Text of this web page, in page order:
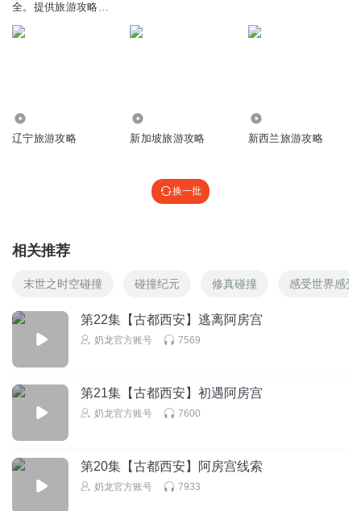
全。提供旅游攻略，
辽宁旅游攻略 新加坡旅游攻略 新西兰旅游攻略
换一批
相关推荐
末世之时空碰撞 碰撞纪元 修真碰撞 感受世界感受
第22集【古都西安】逃离阿房宫
奶龙官方账号 7569
第21集【古都西安】初遇阿房宫
奶龙官方账号 7600
第20集【古都西安】阿房宫线索
奶龙官方账号 7933